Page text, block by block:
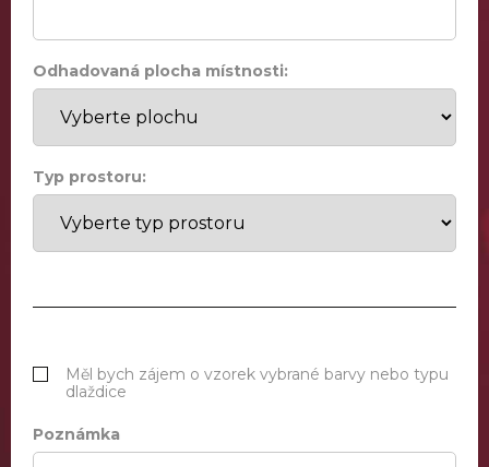
Odhadovaná plocha místnosti:
Typ prostoru:
Měl bych zájem o vzorek vybrané barvy nebo typu
dlaždice
Poznámka